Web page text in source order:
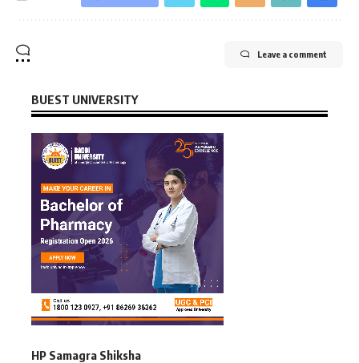
Leave a comment
BUEST UNIVERSITY
HP Samagra Shiksha